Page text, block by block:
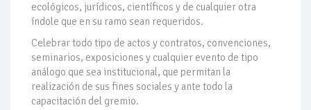
ecológicos, jurídicos, científicos y de cualquier otra
índole que en su ramo sean requeridos.
Celebrar todo tipo de actos y contratos, convenciones,
seminarios, exposiciones y cualquier evento de tipo
análogo que sea institucional, que permitan la
realización de sus fines sociales y ante todo la
capacitación del gremio.